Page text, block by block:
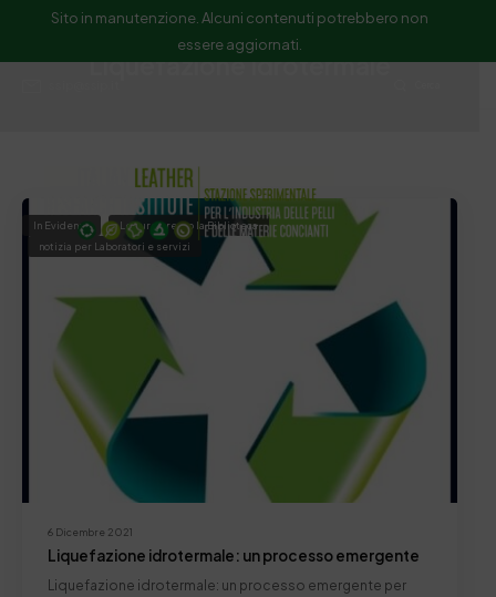
Sito in manutenzione. Alcuni contenuti potrebbero non
essere aggiornati.
Liquefazione Idrotermale
6 Dicembre 2021
In Evidenza
Letture presso la Biblioteca
notizia per Laboratori e servizi
Liquefazione idrotermale: un processo emergente
Liquefazione idrotermale: un processo emergente per